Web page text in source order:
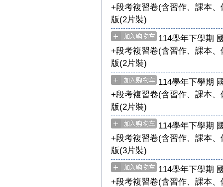
+段考複習卷(含習作、課本
版(2片裝)
114學年下學期
+段考複習卷(含習作、課本
版(2片裝)
114學年下學期
+段考複習卷(含習作、課本
版(2片裝)
114學年下學期
+段考複習卷(含習作、課本
版(3片裝)
114學年下學期
+段考複習卷(含習作、課本